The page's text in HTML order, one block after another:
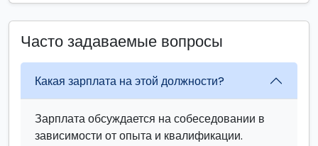
Часто задаваемые вопросы
Какая зарплата на этой должности?
Зарплата обсуждается на собеседовании в
зависимости от опыта и квалификации.